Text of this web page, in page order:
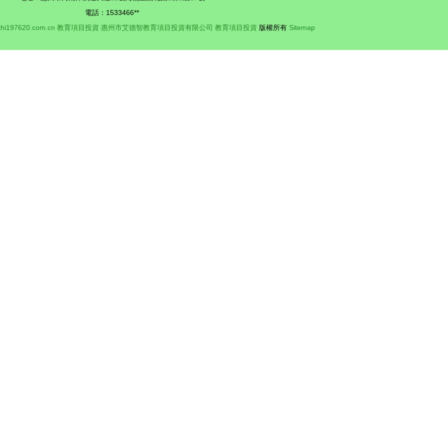
電話：1533466**
教育項目投資 惠州市艾德智教育項目投資有限公司 教育項目投資 版權所有 Sitemap